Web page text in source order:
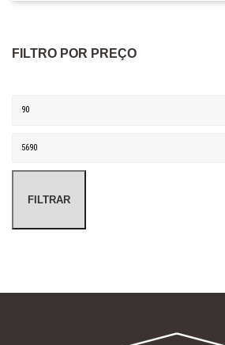
FILTRO POR PREÇO
Preço mínimo
Preço máximo
FILTRAR